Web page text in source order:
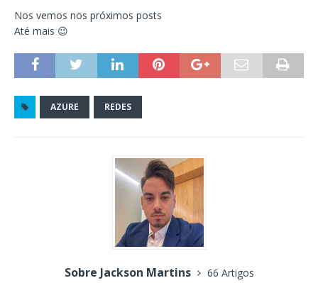
Nos vemos nos próximos posts
Até mais 😉
AZURE REDES
Sobre Jackson Martins 66 Artigos